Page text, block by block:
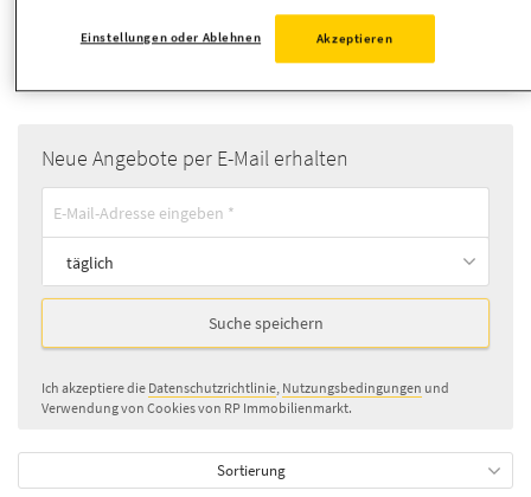
Objekttyp: Einfamilienhaus
Neue Angebote per E-Mail erhalten
täglich
Suche speichern
Ich akzeptiere die Datenschutzrichtlinie, Nutzungsbedingungen und
Verwendung von Cookies von RP Immobilienmarkt.
Sortierung
Einstellungen oder Ablehnen Akzeptieren